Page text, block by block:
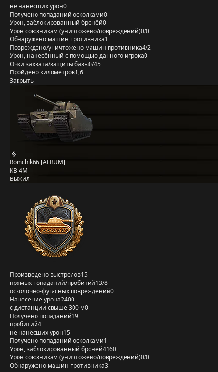
не нанёсших урон0
Получено попаданий осколками0
Урон, заблокированный бронёй0
Урон союзникам (уничтожено/повреждений)0/0
Обнаружено машин противника1
Повреждено/уничтожено машин противника4/2
Урон, нанесённый с помощью данного игрока0
Очки захвата/защиты базы0/45
Пройдено километров1,6
Закрыть
Romchik66 [ALBUM]
КВ-4М
Выжил
Произведено выстрелов15
прямых попаданий/пробитий13/8
осколочно-фугасных повреждений0
Нанесение урона2400
с дистанции свыше 300 м0
Получено попаданий19
пробитий4
не нанёсших урон15
Получено попаданий осколками1
Урон, заблокированный бронёй4160
Урон союзникам (уничтожено/повреждений)0/0
Обнаружено машин противника3